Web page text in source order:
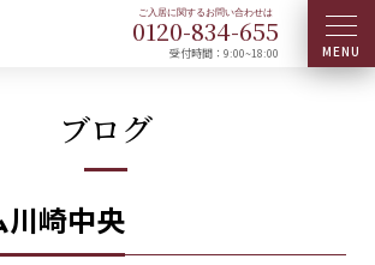
0120-834-655
受付時間：9:00~18:00
ブログ
川崎中央